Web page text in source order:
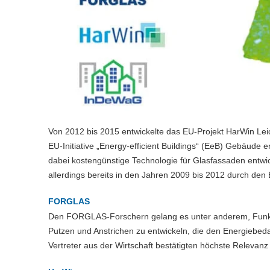
Von 2012 bis 2015 entwickelte das EU-Projekt HarWin
EU-Initiative „Energy-efficient Buildings“ (EeB)
dabei kostengünstige Technologie für Glasfassaden
allerdings bereits in den Jahren 2009 bis 2012 durch
FORGLAS
Den FORGLAS-Forschern gelang es unter anderem,
Putzen und Anstrichen zu entwickeln, die den
Vertreter aus der Wirtschaft bestätigten höchste